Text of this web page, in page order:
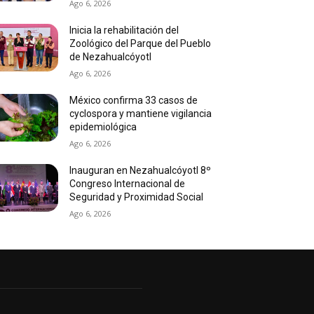
Ago 6, 2026
Inicia la rehabilitación del
Zoológico del Parque del Pueblo
de Nezahualcóyotl
Ago 6, 2026
México confirma 33 casos de
cyclospora y mantiene vigilancia
epidemiológica
Ago 6, 2026
Inauguran en Nezahualcóyotl 8º
Congreso Internacional de
Seguridad y Proximidad Social
Ago 6, 2026